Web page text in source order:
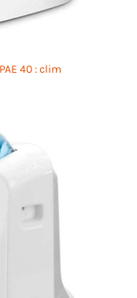
40 : clim